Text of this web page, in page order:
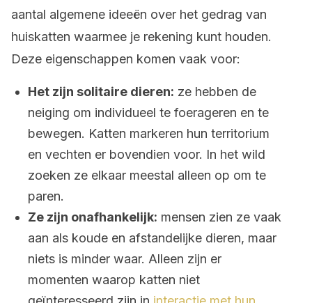
aantal algemene ideeën over het gedrag van
huiskatten waarmee je rekening kunt houden.
Deze eigenschappen komen vaak voor:
Het zijn solitaire dieren: ze hebben de
neiging om individueel te foerageren en te
bewegen. Katten markeren hun territorium
en vechten er bovendien voor. In het wild
zoeken ze elkaar meestal alleen op om te
paren.
Ze zijn onafhankelijk: mensen zien ze vaak
aan als koude en afstandelijke dieren, maar
niets is minder waar. Alleen zijn er
momenten waarop katten niet